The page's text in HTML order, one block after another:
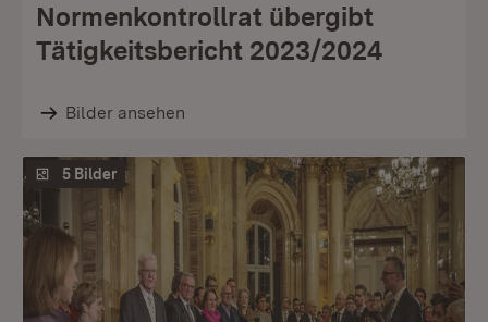
Normenkontrollrat übergibt
Tätigkeitsbericht 2023/2024
Bilder ansehen
5 Bilder